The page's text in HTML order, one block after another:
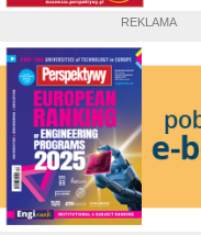
REKLAMA